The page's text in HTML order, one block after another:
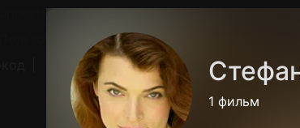
1 фильм
support@24h.tv
Пользовательское соглашение
Установить на ТВ Бесплатные